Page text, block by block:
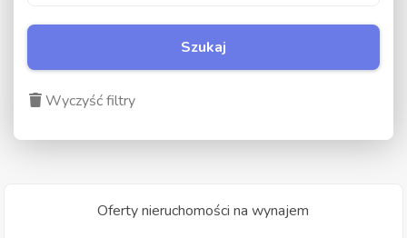
Szukaj
Wyczyść filtry
Oferty nieruchomości na wynajem